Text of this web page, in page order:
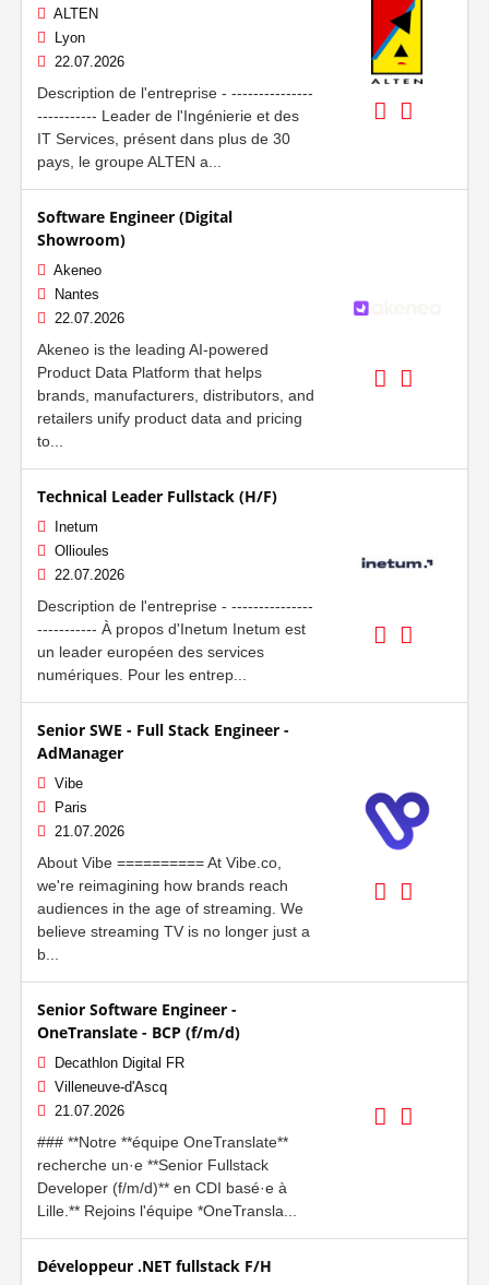
ALTEN
Lyon
22.07.2026
Description de l'entreprise - ---------------
----------- Leader de l'Ingénierie et des
IT Services, présent dans plus de 30
pays, le groupe ALTEN a...
Software Engineer (Digital
Showroom)
Akeneo
Nantes
22.07.2026
Akeneo is the leading AI-powered
Product Data Platform that helps
brands, manufacturers, distributors, and
retailers unify product data and pricing
to...
Technical Leader Fullstack (H/F)
Inetum
Ollioules
22.07.2026
Description de l'entreprise - ---------------
----------- À propos d'Inetum Inetum est
un leader européen des services
numériques. Pour les entrep...
Senior SWE - Full Stack Engineer -
AdManager
Vibe
Paris
21.07.2026
About Vibe ========== At Vibe.co,
we're reimagining how brands reach
audiences in the age of streaming. We
believe streaming TV is no longer just a
b...
Senior Software Engineer -
OneTranslate - BCP (f/m/d)
Decathlon Digital FR
Villeneuve-d'Ascq
21.07.2026
### **Notre **équipe OneTranslate**
recherche un·e **Senior Fullstack
Developer (f/m/d)** en CDI basé·e à
Lille.** Rejoins l'équipe *OneTransla...
Développeur .NET fullstack F/H